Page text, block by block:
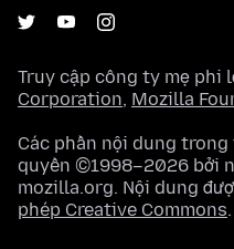
Truy cập công ty mẹ phi
Corporation, Mozilla
Các phần nội dung
quyền ©1998–2026 bởi
mozilla.org. Nội dung
phép Creative Commons.